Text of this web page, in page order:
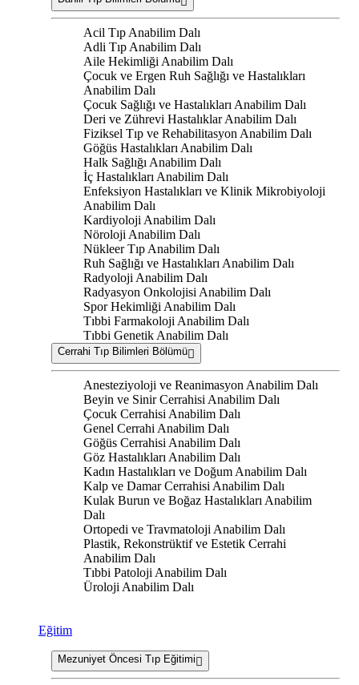
Acil Tıp Anabilim Dalı
Adli Tıp Anabilim Dalı
Aile Hekimliği Anabilim Dalı
Çocuk ve Ergen Ruh Sağlığı ve Hastalıkları
Anabilim Dalı
Çocuk Sağlığı ve Hastalıkları Anabilim Dalı
Deri ve Zührevi Hastalıklar Anabilim Dalı
Fiziksel Tıp ve Rehabilitasyon Anabilim Dalı
Göğüs Hastalıkları Anabilim Dalı
Halk Sağlığı Anabilim Dalı
İç Hastalıkları Anabilim Dalı
Enfeksiyon Hastalıkları ve Klinik Mikrobiyoloji
Anabilim Dalı
Kardiyoloji Anabilim Dalı
Nöroloji Anabilim Dalı
Nükleer Tıp Anabilim Dalı
Ruh Sağlığı ve Hastalıkları Anabilim Dalı
Radyoloji Anabilim Dalı
Radyasyon Onkolojisi Anabilim Dalı
Spor Hekimliği Anabilim Dalı
Tıbbi Farmakoloji Anabilim Dalı
Tıbbi Genetik Anabilim Dalı
Cerrahi Tıp Bilimleri Bölümü
Anesteziyoloji ve Reanimasyon Anabilim Dalı
Beyin ve Sinir Cerrahisi Anabilim Dalı
Çocuk Cerrahisi Anabilim Dalı
Genel Cerrahi Anabilim Dalı
Göğüs Cerrahisi Anabilim Dalı
Göz Hastalıkları Anabilim Dalı
Kadın Hastalıkları ve Doğum Anabilim Dalı
Kalp ve Damar Cerrahisi Anabilim Dalı
Kulak Burun ve Boğaz Hastalıkları Anabilim
Dalı
Ortopedi ve Travmatoloji Anabilim Dalı
Plastik, Rekonstrüktif ve Estetik Cerrahi
Anabilim Dalı
Tıbbi Patoloji Anabilim Dalı
Üroloji Anabilim Dalı
Eğitim
Mezuniyet Öncesi Tıp Eğitimi